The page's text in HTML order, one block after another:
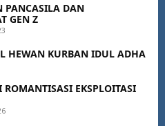
PANCASILA DAN
GEN Z
HEWAN KURBAN IDUL ADHA
EKSPLOITASI